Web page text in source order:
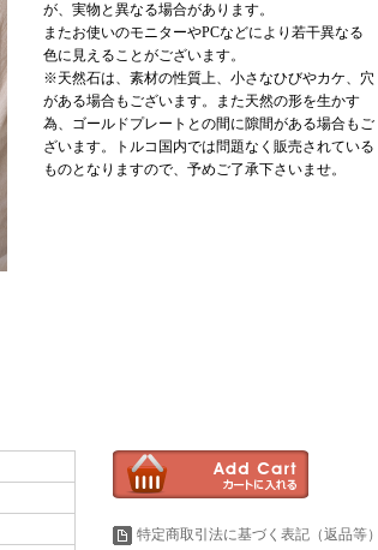
が、実物と異なる場合があります。
またお使いのモニターやPCなどにより若干異なる
色に見えることがございます。
※天然石は、素材の性質上、小さなひびやカケ、穴
がある場合もございます。また天然の形を生かす
為、ゴールドプレートとの間に隙間がある場合もご
ざいます。トルコ国内では問題なく販売されている
ものとなりますので、予めご了承下さいませ。
特定商取引法に基づく表記（返品等）